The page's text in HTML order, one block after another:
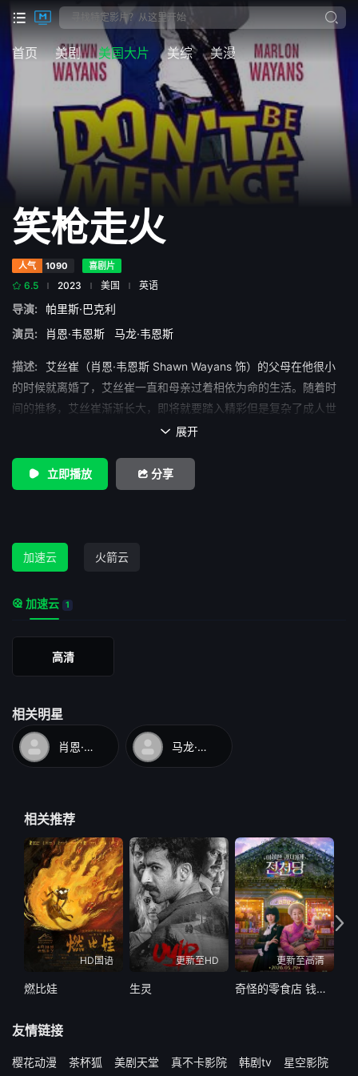
首页 美剧 美国大片 美综 美漫
笑枪走火
人气 1090 喜剧片
6.5 2023 美国 英语
导演:
帕里斯·巴克利
演员:
肖恩·韦恩斯 马龙·韦恩斯
描述:
艾丝崔（肖恩·韦恩斯 Shawn Wayans 饰）的父母在他很小
的时候就离婚了，艾丝崔一直和母亲过着相依为命的生活。随着时
间的推移，艾丝崔渐渐长大，即将就要踏入精彩但是复杂了成人世
界了。母亲将艾丝崔送到了他的父亲那里短暂居住，在父亲那里，
洛狗（马龙·韦恩斯 Marlon Wayans 饰）、疯腿（稣里·麦库劳 Suli
McCullough 饰）和说教（克里斯·史宾赛 Chris Spencer 饰），四
这个危险的女人，但是被荷尔蒙操纵了头脑的艾丝崔还是沦陷了。
 展开
立即播放 分享
加速云 火箭云
加速云 1
高清
相关明星
肖恩·韦恩斯 马龙·韦恩斯
相关推荐
HD国语
燃比娃
更新至HD
生灵
更新至高清
奇怪的零食店 钱天堂
友情链接
樱花动漫 茶杯狐 美剧天堂 真不卡影院 韩剧tv 星空影院